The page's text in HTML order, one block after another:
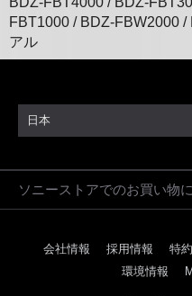
FBT1000 / BDZ-FBW2000
アル
日本
ソニーストアでのお買い物
会社情報 採用情報 特
環境情報